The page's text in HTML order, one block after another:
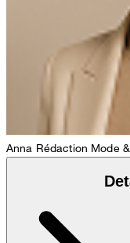
Anna Rédaction Mode